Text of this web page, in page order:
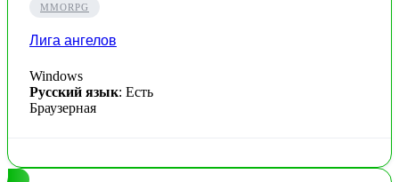
MMORPG
Лига ангелов
Windows
Русский язык: Есть
Браузерная